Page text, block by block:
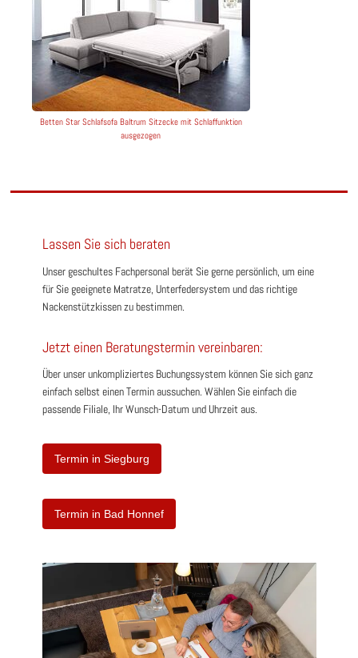
Betten Star Schlafsofa Baltrum Sitzecke mit Schlaffunktion
ausgezogen
Lassen Sie sich beraten
Unser geschultes Fachpersonal berät Sie gerne persönlich, um eine
für Sie geeignete Matratze, Unterfedersystem und das richtige
Nackenstützkissen zu bestimmen.
Jetzt einen Beratungstermin vereinbaren:
Über unser unkompliziertes Buchungssystem können Sie sich ganz
einfach selbst einen Termin aussuchen. Wählen Sie einfach die
passende Filiale, Ihr Wunsch-Datum und Uhrzeit aus.
Termin in Siegburg
Termin in Bad Honnef